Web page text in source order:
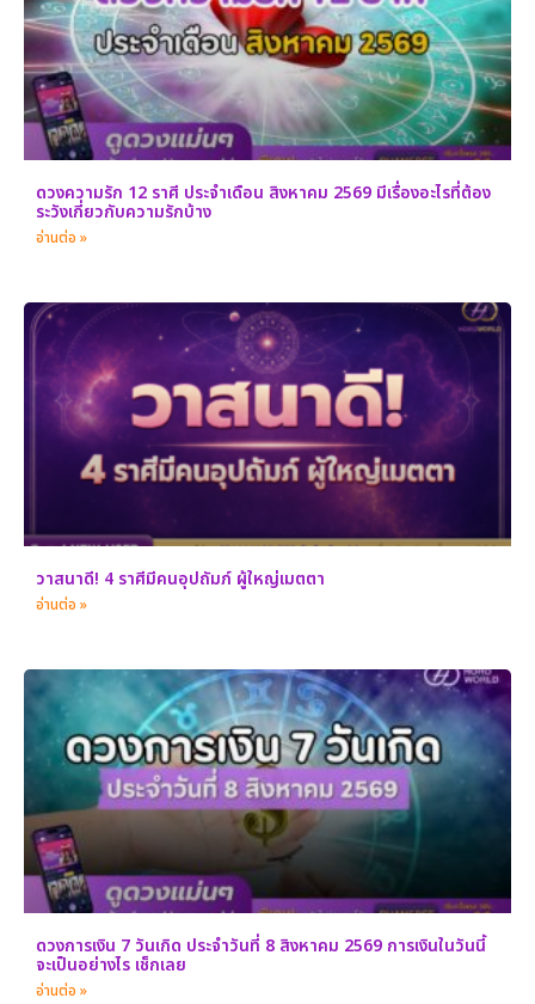
ดวงความรัก 12 ราศี ประจำเดือน สิงหาคม 2569 มีเรื่องอะไรที่ต้อง
ระวังเกี่ยวกับความรักบ้าง
อ่านต่อ »
วาสนาดี! 4 ราศีมีคนอุปถัมภ์ ผู้ใหญ่เมตตา
อ่านต่อ »
ดวงการเงิน 7 วันเกิด ประจำวันที่ 8 สิงหาคม 2569 การเงินในวันนี้
จะเป็นอย่างไร เช็กเลย
อ่านต่อ »